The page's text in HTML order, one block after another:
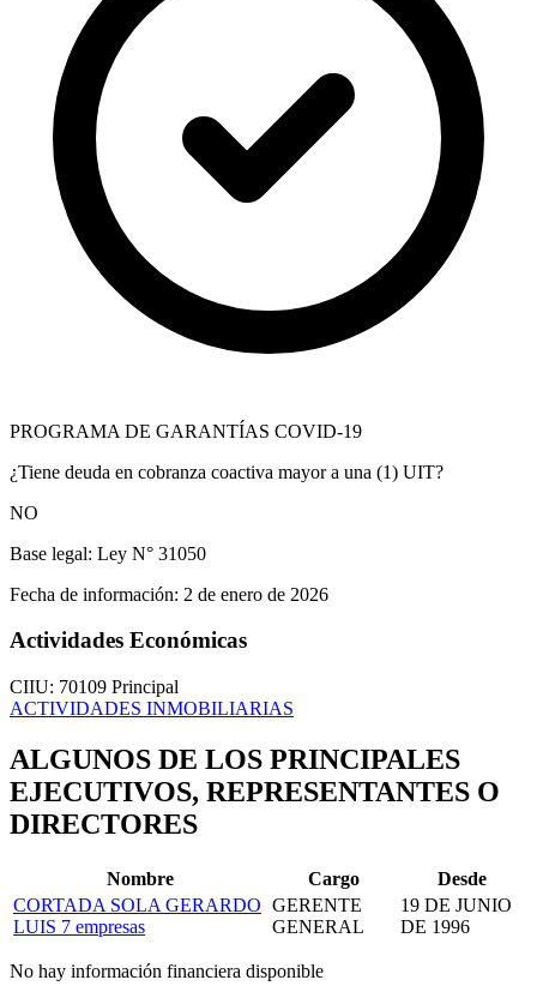
PROGRAMA DE GARANTÍAS COVID-19
¿Tiene deuda en cobranza coactiva mayor a una (1) UIT?
NO
Base legal: Ley N° 31050
Fecha de información: 2 de enero de 2026
Actividades Económicas
CIIU: 70109 Principal
ACTIVIDADES INMOBILIARIAS
ALGUNOS DE LOS PRINCIPALES
EJECUTIVOS, REPRESENTANTES O
DIRECTORES
Nombre Cargo
Desde
CORTADA SOLA GERARDO
LUIS 7 empresas
GERENTE
GENERAL
19 DE JUNIO
DE 1996
No hay información financiera disponible